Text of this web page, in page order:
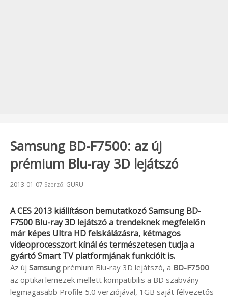
Samsung BD-F7500: az új
prémium Blu-ray 3D lejátszó
Beküldve:
2013-01-07 Szerző: GURU
ACES 2013 kiállításon bemutatkozóSamsung BD-
F7500 Blu-ray 3D lejátszó a trendeknek megfelelőn
már képes Ultra HD felskálázásra, kétmagos
videoprocesszort kínál és természetesen tudja a
gyártó Smart TV platformjának funkcióit is.
Az új Samsung prémium Blu-ray 3D lejátszó, a BD-F7500
az optikai lemezek mellett kompatibilis a BD szabvány
legmagasabb Profile 5.0 verziójával, 1GB saját félvezetős